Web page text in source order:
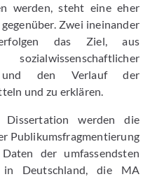
werden, steht eine eher
Zwei ineinander
das Ziel, aus
und den Verlauf der
und zu erklären.
Dissertation werden die
Publikumsfragmentierung
der umfassendsten
in Deutschland, die MA